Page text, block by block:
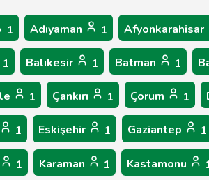
1 Adıyaman 1 Afyonkarahisar
1 Balıkesir 1 Batman 1
1 Çankırı 1 Çorum 1
1 Eskişehir 1 Gaziantep 1
1 Karaman 1 Kastamonu